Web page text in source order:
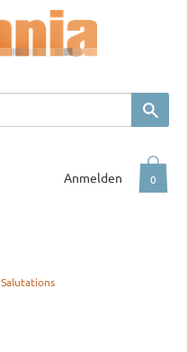
0
Anmelden
Salutations